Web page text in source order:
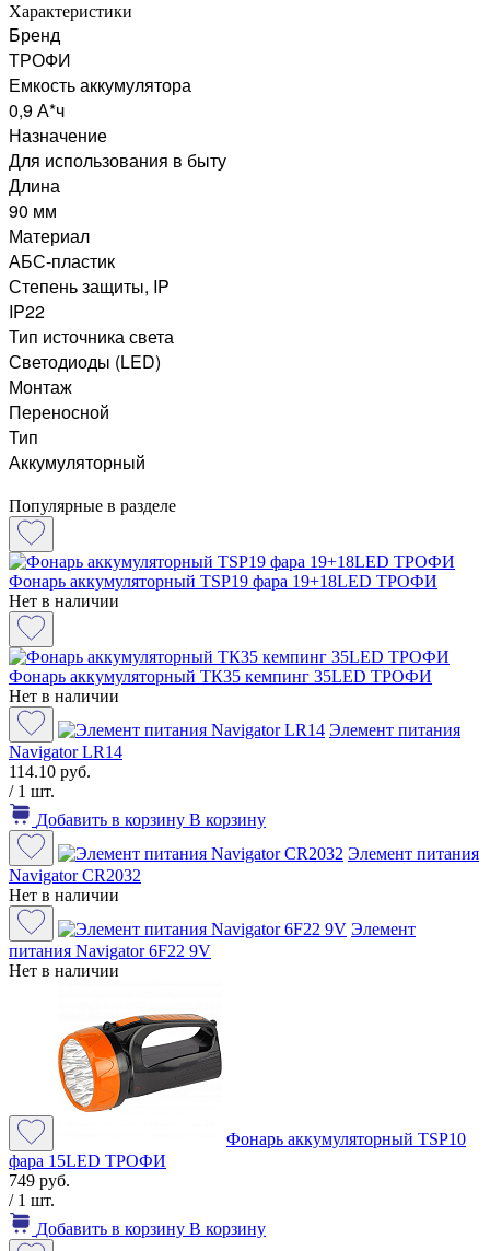
Характеристики
Бренд
ТРОФИ
Емкость аккумулятора
0,9 А*ч
Назначение
Для использования в быту
Длина
90 мм
Материал
АБС-пластик
Степень защиты, IP
IP22
Тип источника света
Светодиоды (LED)
Монтаж
Переносной
Тип
Аккумуляторный
Популярные в разделе
Фонарь аккумуляторный TSP19 фара 19+18LED ТРОФИ
Нет в наличии
Фонарь аккумуляторный ТК35 кемпинг 35LED ТРОФИ
Нет в наличии
Элемент питания
Navigator LR14
114.10 руб.
/ 1 шт.
Добавить в корзину В корзину
Элемент питания
Navigator CR2032
Нет в наличии
Элемент
питания Navigator 6F22 9V
Нет в наличии
Фонарь аккумуляторный TSP10
фара 15LED ТРОФИ
749 руб.
/ 1 шт.
Добавить в корзину В корзину